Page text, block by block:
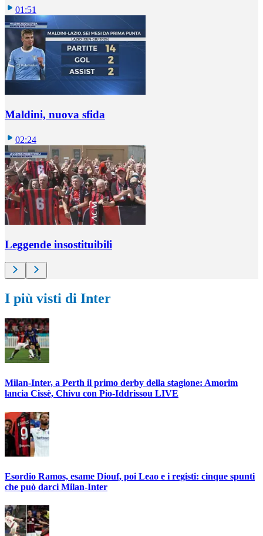
01:51
Maldini, nuova sfida
02:24
Leggende insostituibili
I più visti di Inter
Milan-Inter, a Perth il primo derby della stagione: Amorim
lancia Cissè, Chivu con Pio-Iddrissou LIVE
Esordio Ramos, esame Diouf, poi Leao e i registi: cinque spunti
che può darci Milan-Inter